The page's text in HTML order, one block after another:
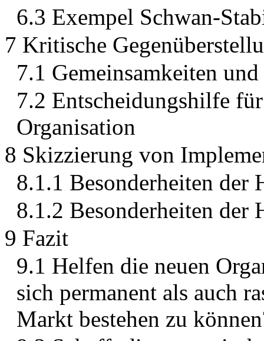
6.3 Exempel Schwan-
7 Kritische
7.1 Gemeinsamkeiten
7.2 Entscheidungshilfe
Organisation
8 Skizzierung von
8.1.1 Besonderheiten der
8.1.2 Besonderheiten der
9 Fazit
9.1 Helfen die neuen
sich permanent als auch
Markt bestehen zu